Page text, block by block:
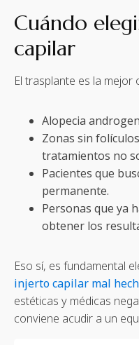
Cuándo
capilar
El trasplante es la mejor
Alopecia
Zonas sin
tratamientos no
Pacientes que
permanente.
Personas que ya
obtener los
Eso sí, es fundamental
injerto capilar mal
estéticas y médicas
conviene acudir a un